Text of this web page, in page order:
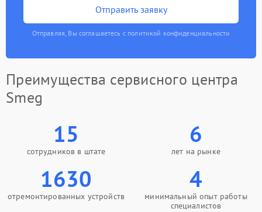
Отправить заявку
Отправляя, Вы соглашаетесь с политикой конфиденциальности
Преимущества сервисного центра
Smeg
15
сотрудников в штате
6
лет на рынке
1630
отремонтированных устройств
4
минимальный опыт работы
специалистов